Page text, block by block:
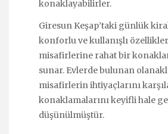
konaklayabilirler.
Giresun Keşap’taki günlük
konforlu ve kullanışlı
misafirlerine rahat bir
sunar. Evlerde bulunan
misafirlerin ihtiyaçlarını
konaklamalarını keyifli hale
düşünülmüştür.